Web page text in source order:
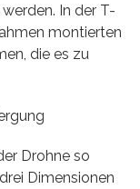
In der T-
montierten
die es zu
Drohne so
Dimensionen